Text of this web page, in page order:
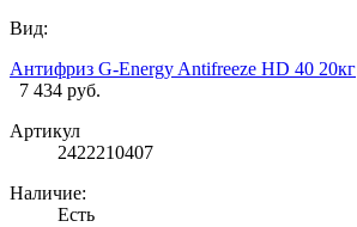
Вид:
Антифриз G-Energy Antifreeze HD 40 20кг
7 434 руб.
Артикул
2422210407
Наличие:
Есть